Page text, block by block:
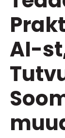
AI-